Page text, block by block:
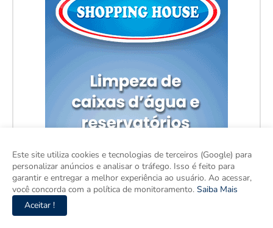
Este site utiliza cookies e tecnologias de terceiros (Google) para
personalizar anúncios e analisar o tráfego. Isso é feito para
garantir e entregar a melhor experiência ao usuário. Ao acessar,
você concorda com a política de monitoramento. Saiba Mais
Aceitar !